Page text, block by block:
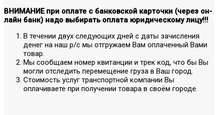
ВНИМАНИЕ при оплате с банковской карточки (через он-
лайн банк) надо выбирать оплата юридическому лицу!!!
В течении двух следующих дней с даты зачисления
денег на наш р/с мы отгружаем Вам оплаченный Вами
товар.
Мы сообщаем номер квитанции и трек код, что бы Вы
могли отследить перемещение груза в Ваш город.
Стоимость услуг транспортной компании Вы
оплачиваете при получении товара в своём городе.